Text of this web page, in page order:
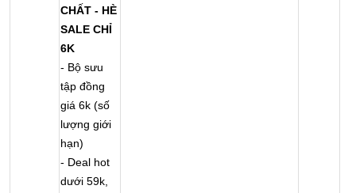
CHẤT - HÈ
SALE CHỈ
6K
- Bộ sưu
tập đồng
giá 6k (số
lượng giới
hạn)
- Deal hot
dưới 59k,